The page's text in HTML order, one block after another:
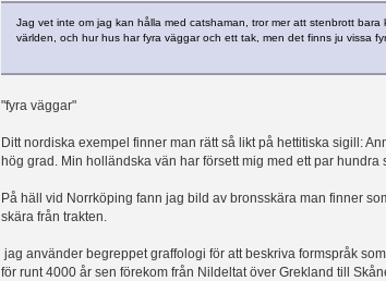
Jag vet inte om jag kan hålla med catshaman, tror mer att stenbrott
världen, och hur hus har fyra väggar och ett tak, men det finns ju vissa
"fyra väggar"
Ditt nordiska exempel finner man rätt så likt på hettitiska sigill:
hög grad. Min holländska vän har försett mig med ett par
På häll vid Norrköping fann jag bild av bronsskära man finner
skära från trakten.
jag använder begreppet graffologi för att beskriva formspråk
för runt 4000 år sen förekom från Nildeltat över Grekland till